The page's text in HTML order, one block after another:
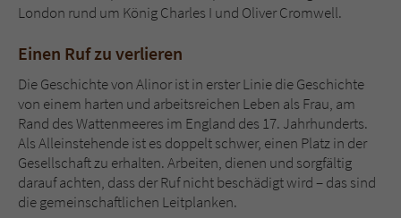
London rund um König Charles I und Oliver Cromwell.
Einen Ruf zu verlieren
Die Geschichte von Alinor ist in erster Linie die Geschichte
von einem harten und arbeitsreichen Leben als Frau, am
Rand des Wattenmeeres im England des 17. Jahrhunderts.
Als Alleinstehende ist es doppelt schwer, einen Platz in der
Gesellschaft zu erhalten. Arbeiten, dienen und sorgfältig
darauf achten, dass der Ruf nicht beschädigt wird – das sind
die gemeinschaftlichen Leitplanken.